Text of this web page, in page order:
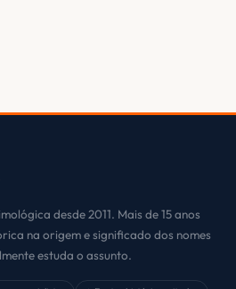
desde 2011. Mais de 15 anos
na origem e significado dos nomes
estuda o assunto.